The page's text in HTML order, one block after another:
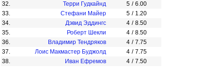
32.
Терри Гудкайнд 5 / 6.00
33.
Стефани Майер 5 / 1.20
34.
Дэвид Эддингс 4 / 8.50
35.
Роберт Шекли 4 / 8.50
36.
Владимир Тендряков 4 / 7.75
37.
Лоис Макмастер Буджолд 4 / 7.75
38.
Иван Ефремов 4 / 7.50